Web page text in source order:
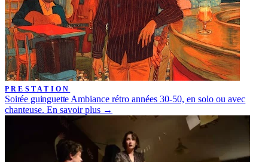
PRESTATION
Soirée guinguette Ambiance rétro années 30-50, en solo ou avec
chanteuse. En savoir plus →